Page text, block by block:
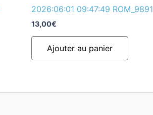
2026:06:01 09:47:49 ROM_9891
13,00€
Ajouter au panier